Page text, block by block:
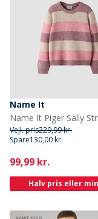
Name It
Vejl. pris229,99 kr.
Spare130,00 kr.
Current
99,99 kr.
Halv pris eller